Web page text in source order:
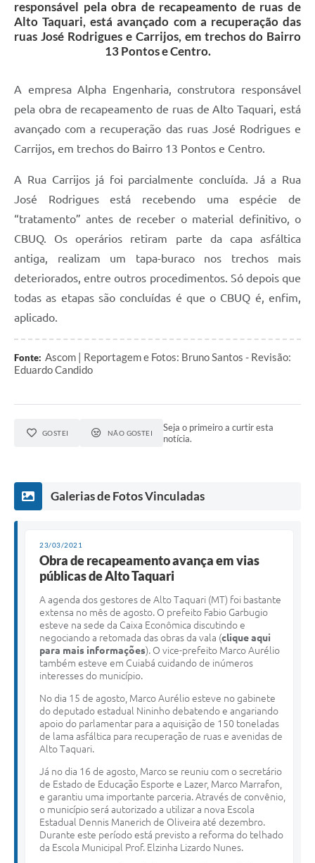
responsável pela obra de recapeamento de ruas de
Alto Taquari, está avançado com a recuperação das
ruas José Rodrigues e Carrijos, em trechos do Bairro
13 Pontos e Centro.
A empresa Alpha Engenharia, construtora responsável
pela obra de recapeamento de ruas de Alto Taquari, está
avançado com a recuperação das ruas José Rodrigues e
Carrijos, em trechos do Bairro 13 Pontos e Centro.
A Rua Carrijos já foi parcialmente concluída. Já a Rua
José Rodrigues está recebendo uma espécie de
“tratamento” antes de receber o material definitivo, o
CBUQ. Os operários retiram parte da capa asfáltica
antiga, realizam um tapa-buraco nos trechos mais
deteriorados, entre outros procedimentos. Só depois que
todas as etapas são concluídas é que o CBUQ é, enfim,
aplicado.
Fonte: Ascom | Reportagem e Fotos: Bruno Santos - Revisão:
Eduardo Candido
GOSTEI NÃO GOSTEI
Seja o primeiro a curtir esta
notícia.
Galerias de Fotos Vinculadas
23/03/2021
Obra de recapeamento avança em vias
públicas de Alto Taquari
A agenda dos gestores de Alto Taquari (MT) foi bastante
extensa no mês de agosto. O prefeito Fabio Garbugio
esteve na sede da Caixa Econômica discutindo e
negociando a retomada das obras da vala (clique aqui
para mais informações). O vice-prefeito Marco Aurélio
também esteve em Cuiabá cuidando de inúmeros
interesses do município.
No dia 15 de agosto, Marco Aurélio esteve no gabinete
do deputado estadual Nininho debatendo e angariando
apoio do parlamentar para a aquisição de 150 toneladas
de lama asfáltica para recuperação de ruas e avenidas de
Alto Taquari.
Já no dia 16 de agosto, Marco se reuniu com o secretário
de Estado de Educação Esporte e Lazer, Marco Marrafon,
e garantiu uma importante parceria. Através de convênio,
o município será autorizado a utilizar a nova Escola
Estadual Dennis Manerich de Oliveira até dezembro.
Durante este período está previsto a reforma do telhado
da Escola Municipal Prof. Elzinha Lizardo Nunes.